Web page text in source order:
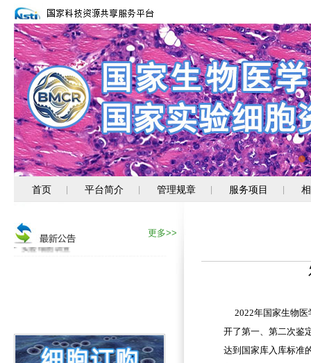
首页 平台简介 管理规章 服务项目
更多>>
消化道肿瘤细胞新资源上线
专题服务--转移性肿瘤类器官
实验细胞调查
2022年国家生物
开了第一、第二次鉴
达到国家库入库标准